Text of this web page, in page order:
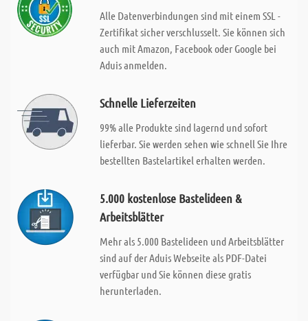
Alle Datenverbindungen sind mit einem SSL -
Zertifikat sicher verschlusselt. Sie können sich
auch mit Amazon, Facebook oder Google bei
Aduis anmelden.
Schnelle Lieferzeiten
99% alle Produkte sind lagernd und sofort
lieferbar. Sie werden sehen wie schnell Sie Ihre
bestellten Bastelartikel erhalten werden.
5.000 kostenlose Bastelideen &
Arbeitsblätter
Mehr als 5.000 Bastelideen und Arbeitsblätter
sind auf der Aduis Webseite als PDF-Datei
verfügbar und Sie können diese gratis
herunterladen.